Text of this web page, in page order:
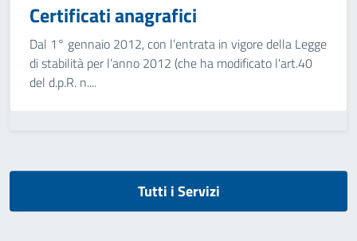
Certificati anagrafici
Dal 1° gennaio 2012, con l’entrata in vigore della Legge
di stabilità per l’anno 2012 (che ha modificato l'art.40
del d.p.R. n....
Tutti i Servizi